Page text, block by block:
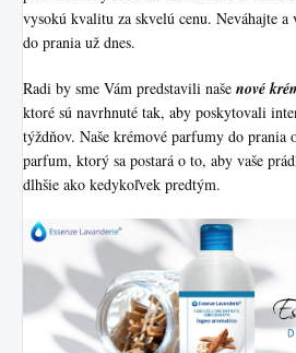
vysokú kvalitu za skvelú cenu. Neváhajte a
do prania už dnes.
Radi by sme Vám predstavili naše nové
ktoré sú navrhnuté tak, aby poskytovali
týždňov. Naše krémové parfumy do prania
parfum, ktorý sa postará o to, aby vaše
dlhšie ako kedykoľvek predtým.